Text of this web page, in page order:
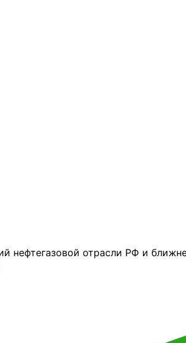
нефтегазовой отрасли РФ и